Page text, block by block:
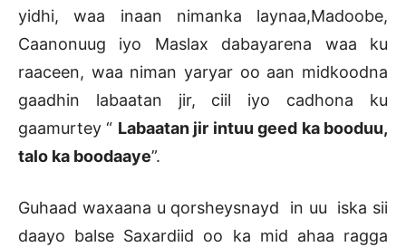
yidhi, waa inaan nimanka laynaa,Madoobe,
Caanonuug iyo Maslax dabayarena waa ku
raaceen, waa niman yaryar oo aan midkoodna
gaadhin labaatan jir, ciil iyo cadhona ku
gaamurtey “ Labaatan jir intuu geed ka booduu,
talo ka boodaaye”.
Guhaad waxaana u qorsheysnayd in uu iska sii
daayo balse Saxardiid oo ka mid ahaa ragga